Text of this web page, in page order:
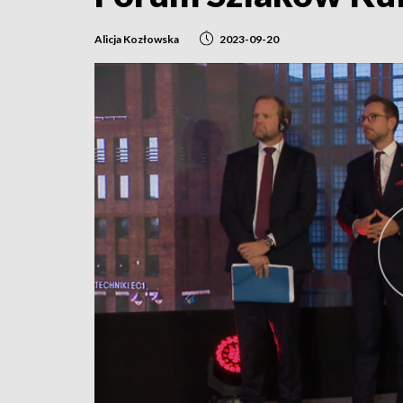
Alicja Kozłowska 2023-09-20